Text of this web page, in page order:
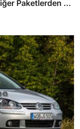
Paketlerden ...